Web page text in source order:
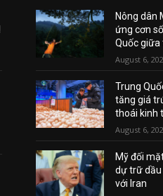
Nông dân
ứng cơn
Quốc giữa
August 6,
Trung
tăng giá
thoái kinh
August 6,
Mỹ đối
dự trữ dầu
với Iran